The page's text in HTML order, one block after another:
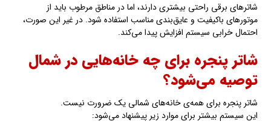
شاترهای برقی راحتی بیشتری دارند، اما در مناطق مرطوب باید از
موتورهای باکیفیت و عایق‌بندی مناسب استفاده شود. در غیر این صورت،
احتمال خرابی سیستم افزایش پیدا می‌کند.
شاتر پنجره برای چه خانه‌هایی در شمال
توصیه می‌شود؟
شاتر پنجره برای همه‌ی خانه‌های شمالی یک ضرورت نیست.
این سیستم بیشتر برای موارد زیر پیشنهاد می‌شود: